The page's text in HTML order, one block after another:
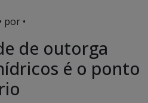
• por •
de outorga
é o ponto